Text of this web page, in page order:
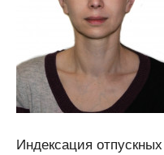
Индексация